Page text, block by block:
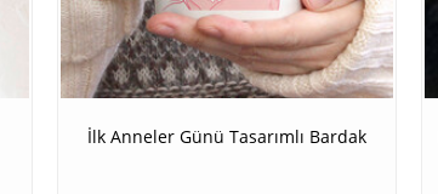
İlk Anneler Günü Tasarımlı Bardak